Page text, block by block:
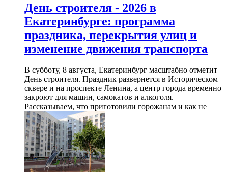
День строителя - 2026 в
Екатеринбурге: программа
праздника, перекрытия улиц и
изменение движения транспорта
В субботу, 8 августа, Екатеринбург масштабно отметит
День строителя. Праздник развернется в Историческом
сквере и на проспекте Ленина, а центр города временно
закроют для машин, самокатов и алкоголя.
Рассказываем, что приготовили горожанам и как не